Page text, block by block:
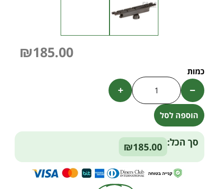
₪185.00
−
+
הוספה לסל
Alternative:
סך הכל: ₪185.00